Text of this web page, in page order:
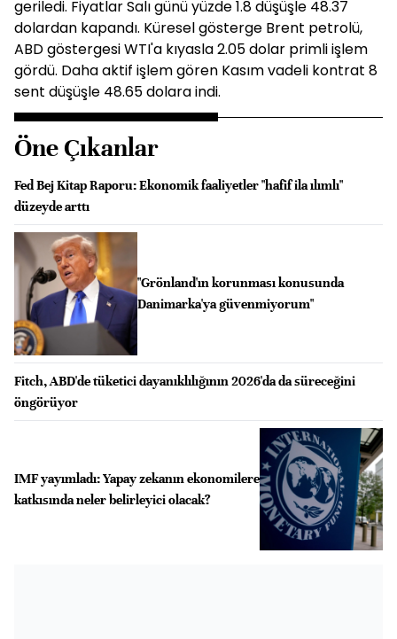
geriledi. Fiyatlar Salı günü yüzde 1.8 düşüşle 48.37
dolardan kapandı. Küresel gösterge Brent petrolü,
ABD göstergesi WTI'a kıyasla 2.05 dolar primli işlem
gördü. Daha aktif işlem gören Kasım vadeli kontrat 8
sent düşüşle 48.65 dolara indi.
Öne Çıkanlar
Fed Bej Kitap Raporu: Ekonomik faaliyetler "hafif ila ılımlı"
düzeyde arttı
"Grönland'ın korunması konusunda
Danimarka'ya güvenmiyorum"
Fitch, ABD'de tüketici dayanıklılığının 2026'da da süreceğini
öngörüyor
IMF yayımladı: Yapay zekanın ekonomilere
katkısında neler belirleyici olacak?